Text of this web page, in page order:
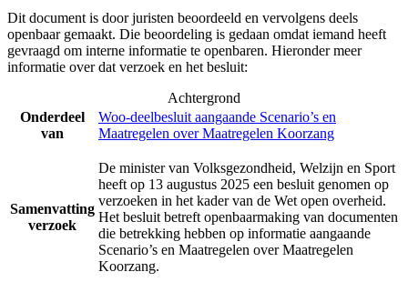
Dit document is door juristen beoordeeld en vervolgens deels
openbaar gemaakt. Die beoordeling is gedaan omdat iemand heeft
gevraagd om interne informatie te openbaren. Hieronder meer
informatie over dat verzoek en het besluit:
Achtergrond
Onderdeel
van
Woo-deelbesluit aangaande Scenario’s en
Maatregelen over Maatregelen Koorzang
Samenvatting
verzoek
De minister van Volksgezondheid, Welzijn en Sport
heeft op 13 augustus 2025 een besluit genomen op
verzoeken in het kader van de Wet open overheid.
Het besluit betreft openbaarmaking van documenten
die betrekking hebben op informatie aangaande
Scenario’s en Maatregelen over Maatregelen
Koorzang.